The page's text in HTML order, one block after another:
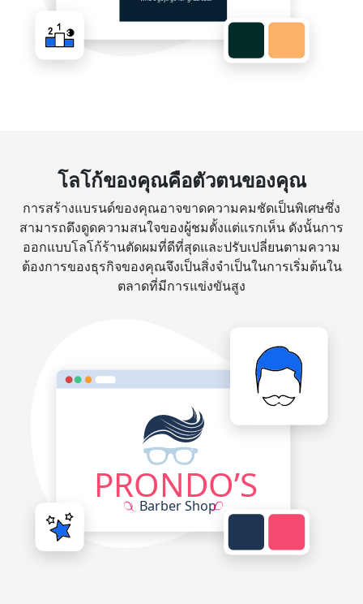
โลโก้ของคุณคือตัวตนของคุณ
การสร้างแบรนด์ของคุณอาจขาดความคมชัดเป็นพิเศษซึ่ง
สามารถดึงดูดความสนใจของผู้ชมตั้งแต่แรกเห็น ดังนั้นการ
ออกแบบโลโก้ร้านตัดผมที่ดีที่สุดและปรับเปลี่ยนตามความ
ต้องการของธุรกิจของคุณจึงเป็นสิ่งจำเป็นในการเริ่มต้นใน
ตลาดที่มีการแข่งขันสูง